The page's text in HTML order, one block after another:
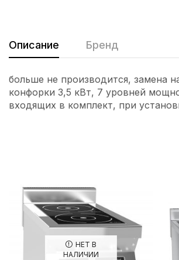
Описание Бренд
больше не производится,
конфорки 3,5 кВт, 7 уровней
входящих в комплект, при
НЕТ В
НАЛИЧИИ